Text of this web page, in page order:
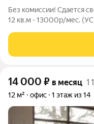
Без комиссии! Сдается
12 кв.м - 13000р/мес.
проведение встреч,
представительства.
14 000 ₽ в месяц 1
12 м² офис 1 этаж из 14